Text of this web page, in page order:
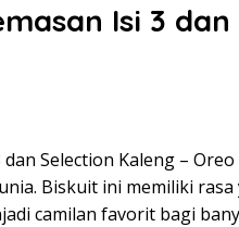
Isi 3
Selection Kaleng –
Biskuit ini memiliki
camilan favorit bagi